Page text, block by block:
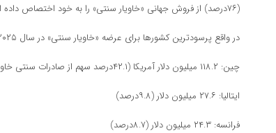
(۷۶درصد) از فروش جهانی «خاویار سنتی» را به خود اختصاص داده ‌اند.
در واقع پرسودترین کشورها برای عرضه «خاویار سنتی» در سال ۲۰۲۵ بر اساس کل فروش بین‌ المللی عبارتند از :
چین: ۱۱۸.۲ میلیون دلار آمریکا (۴۲.۱درصد سهم از صادرات سنتی خاویار)
ایتالیا: ۲۷.۶ میلیون دلار (۹.۸درصد)
فرانسه: ۲۴.۳ میلیون دلار (۸.۷درصد)